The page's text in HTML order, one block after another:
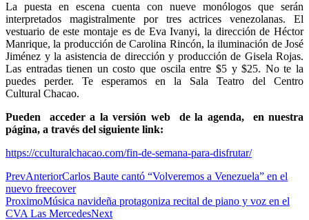
La puesta en escena cuenta con nueve monólogos que serán
interpretados magistralmente por tres actrices venezolanas. El
vestuario de este montaje es de Eva Ivanyi, la dirección de Héctor
Manrique, la producción de Carolina Rincón, la iluminación de José
Jiménez y la asistencia de dirección y producción de Gisela Rojas.
Las entradas tienen un costo que oscila entre $5 y $25. No te la
puedes perder. Te esperamos en la Sala Teatro del Centro
Cultural Chacao.
Pueden acceder a la versión web de la agenda, en nuestra
página, a través del siguiente link:
https://cculturalchacao.com/fin-de-semana-para-disfrutar/
PrevAnteriorCarlos Baute cantó “Volveremos a Venezuela” en el
nuevo freecover
ProximoMúsica navideña protagoniza recital de piano y voz en el
CVA Las MercedesNext